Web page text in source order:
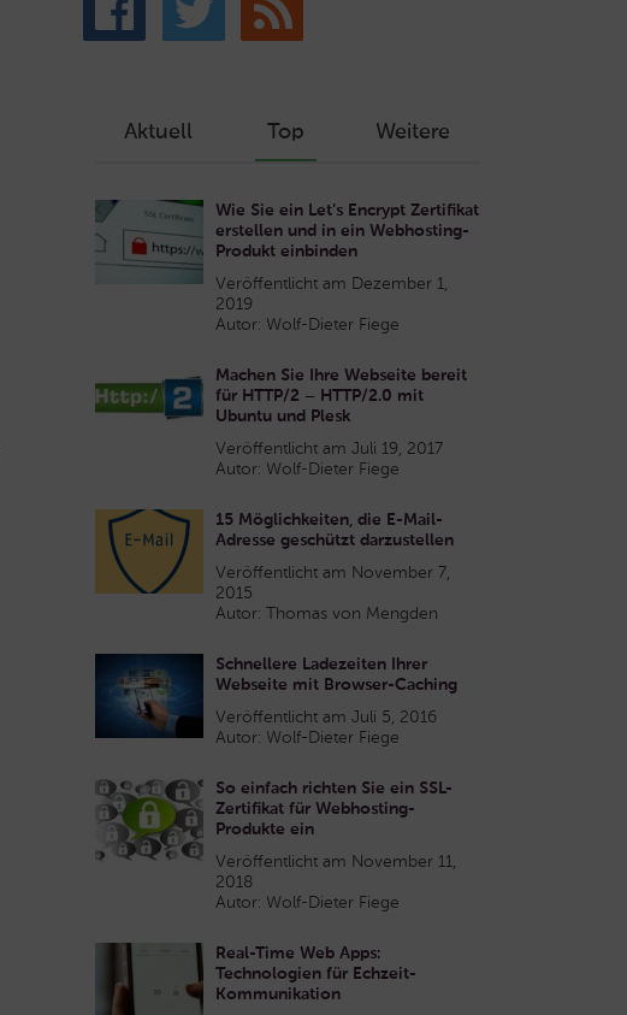
Aktuell Top Weitere
Wie Sie ein Let’s Encrypt Zertifikat
erstellen und in ein Webhosting-
Produkt einbinden
Veröffentlicht am Dezember 1,
2019
Autor: Wolf-Dieter Fiege
Machen Sie Ihre Webseite bereit
für HTTP/2 – HTTP/2.0 mit
Ubuntu und Plesk
Veröffentlicht am Juli 19, 2017
Autor: Wolf-Dieter Fiege
15 Möglichkeiten, die E-Mail-
Adresse geschützt darzustellen
Veröffentlicht am November 7,
2015
Autor: Thomas von Mengden
Schnellere Ladezeiten Ihrer
Webseite mit Browser-Caching
Veröffentlicht am Juli 5, 2016
Autor: Wolf-Dieter Fiege
So einfach richten Sie ein SSL-
Zertifikat für Webhosting-
Produkte ein
Veröffentlicht am November 11,
2018
Autor: Wolf-Dieter Fiege
Real-Time Web Apps:
Technologien für Echzeit-
Kommunikation